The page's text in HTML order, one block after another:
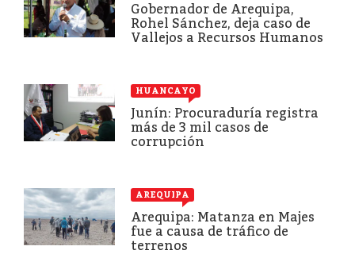
Gobernador de Arequipa,
Rohel Sánchez, deja caso de
Vallejos a Recursos Humanos
HUANCAYO
Junín: Procuraduría registra
más de 3 mil casos de
corrupción
AREQUIPA
Arequipa: Matanza en Majes
fue a causa de tráfico de
terrenos